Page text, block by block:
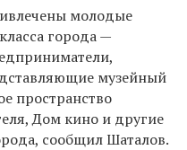
молодые
города —
музейный
пространство
Дом кино и другие
сообщил Шаталов.